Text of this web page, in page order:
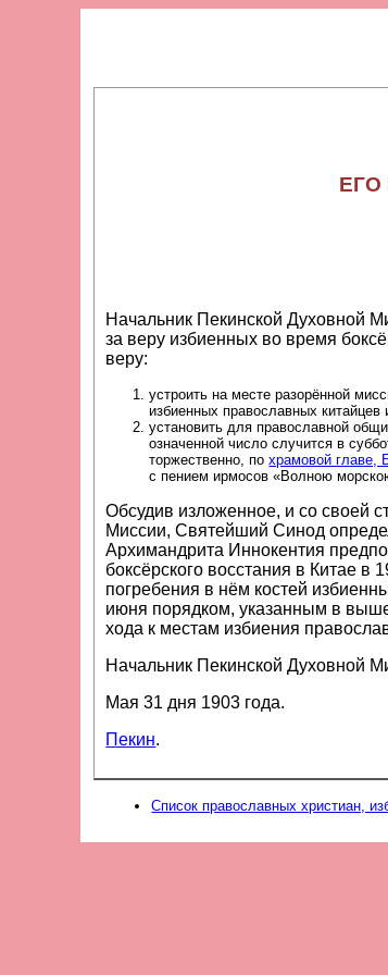
Начальник Пекинской Духовной
за веру избиенных во время боксёрского восстания в Китае в 1900 году, ходатайствовал о
веру:
устроить на месте разорённой
избиенных православных китайцев
установить для православной
означенной число случится в
торжественно, похрамовой главе,
Обсудив изложенное, и со своей
Миссии, Святейший Синод
Архимандрита Иннокентия
боксёрского восстания в Китае
погребения в нём костей избиенных православных
июня порядком, указанным в
хода к местам избиения
Начальник Пекинской Духовной
Мая 31 дня 1903 года.
Пекин.
Список православных христиан,